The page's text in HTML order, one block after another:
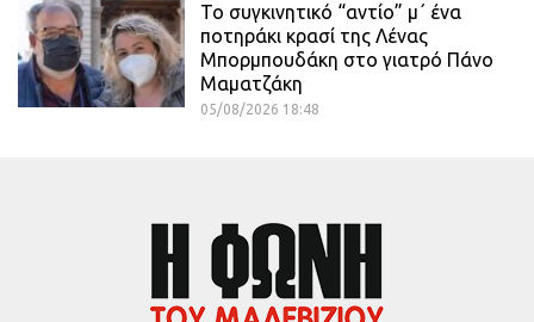
Το συγκινητικό “αντίο” μ΄ ένα
ποτηράκι κρασί της Λένας
Μπορμπουδάκη στο γιατρό Πάνο
Μαματζάκη
05/08/2026 18:48